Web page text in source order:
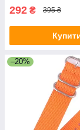
292 ₴ 395 ₴
–20%